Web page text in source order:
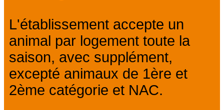
L'établissement accepte un
animal par logement toute la
saison, avec supplément,
excepté animaux de 1ère et
2ème catégorie et NAC.